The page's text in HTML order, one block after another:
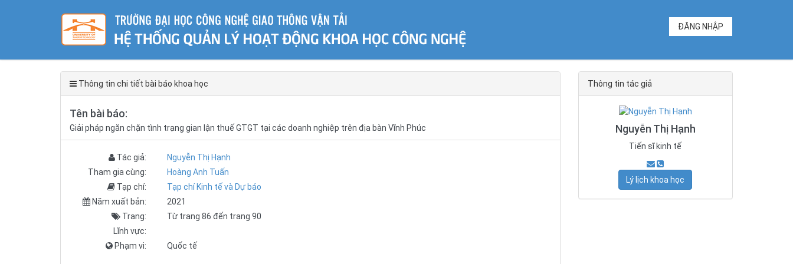
ĐĂNG NHẬP
Thông tin chi tiết bài báo khoa học
Tên bài báo:
Giải pháp ngăn chặn tình trạng gian lận thuế GTGT tại các doanh nghiệp trên địa bàn Vĩnh Phúc
Tác giả:
Nguyễn Thị Hạnh
Tham gia cùng:
Hoàng Anh Tuấn
Tạp chí:
Tạp chí Kinh tế và Dự báo
Năm xuất bản:
2021
Trang:
Từ trang 86 đến trang 90
Lĩnh vực:
Phạm vi:
Quốc tế
Thông tin tác giả
Nguyễn Thị Hạnh
Tiến sĩ kinh tế
Lý lịch khoa học